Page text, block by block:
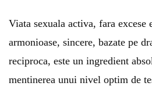
Viata sexuala activa, fara
armonioase, sincere, bazate pe
reciproca, este un ingredient
mentinerea unui nivel optim de